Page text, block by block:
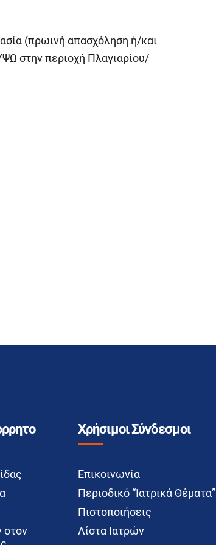
(πρωινή απασχόληση ή/και
στην περιοχή Πλαγιαρίου/
Χρήσιμοι Σύνδεσμοι
Επικοινωνία
Περιοδικό “Ιατρικά Θέματα”
Πιστοποιήσεις
Λίστα Ιατρών